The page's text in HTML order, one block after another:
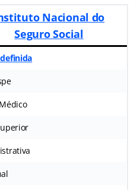
Nacional do
Seguro Social